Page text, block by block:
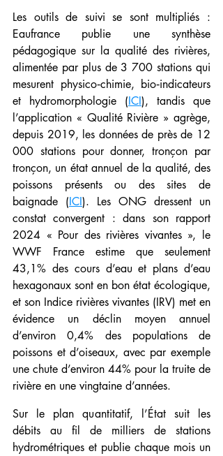
Les outils de suivi se sont multipliés :
Eaufrance publie une synthèse
pédagogique sur la qualité des rivières,
alimentée par plus de 3 700 stations qui
mesurent physico‑chimie, bio‑indicateurs
et hydromorphologie (ICI), tandis que
l’application « Qualité Rivière » agrège,
depuis 2019, les données de près de 12
000 stations pour donner, tronçon par
tronçon, un état annuel de la qualité, des
poissons présents ou des sites de
baignade (ICI). Les ONG dressent un
constat convergent : dans son rapport
2024 « Pour des rivières vivantes », le
WWF France estime que seulement
43,1% des cours d’eau et plans d’eau
hexagonaux sont en bon état écologique,
et son Indice rivières vivantes (IRV) met en
évidence un déclin moyen annuel
d’environ 0,4% des populations de
poissons et d’oiseaux, avec par exemple
une chute d’environ 44% pour la truite de
rivière en une vingtaine d’années.
Sur le plan quantitatif, l’État suit les
débits au fil de milliers de stations
hydrométriques et publie chaque mois un